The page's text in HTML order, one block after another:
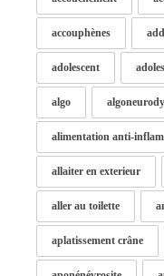
accouphènes
adolescent
algo
alimentation anti-
allaiter en exterieur
aller au toilette
aplatissement crâne